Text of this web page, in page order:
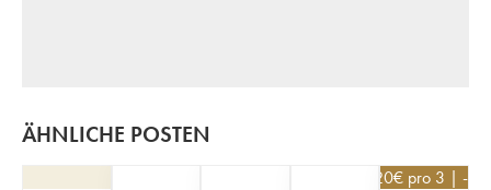
ÄHNLICHE POSTEN
70,20€ pro 3 | -